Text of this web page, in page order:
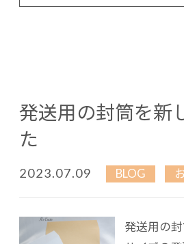
発送用の封筒を新
た
2023.07.09 BLOG
発送用の